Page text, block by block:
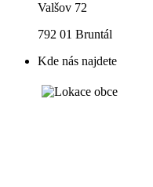
Valšov 72
792 01 Bruntál
Kde nás najdete